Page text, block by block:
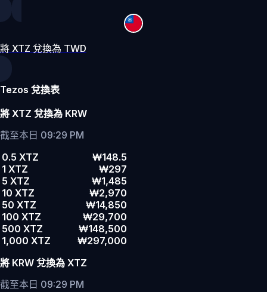
將 XTZ 兌換為 TWD
Tezos 兌換表
將 XTZ 兌換為 KRW
截至本日 09:29 PM
0.5 XTZ
₩148.5
1 XTZ
₩297
5 XTZ
₩1,485
10 XTZ
₩2,970
50 XTZ
₩14,850
100 XTZ
₩29,700
500 XTZ
₩148,500
1,000 XTZ
₩297,000
將 KRW 兌換為 XTZ
截至本日 09:29 PM